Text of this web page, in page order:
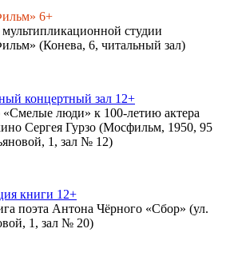
6+
мультипликационной студии
(Конева, 6, читальный зал)
концертный зал 12+
люди» к 100-летию актера
Сергея Гурзо (Мосфильм, 1950, 95
1, зал № 12)
книги 12+
поэта Антона Чёрного «Сбор» (ул.
1, зал № 20)